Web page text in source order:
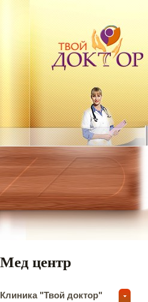
Мед центр
Клиника "Твой доктор"